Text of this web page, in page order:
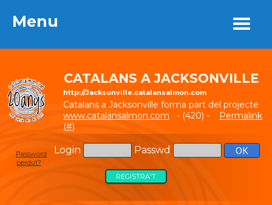
Menu
CATALANS A JACKSONVILLE
http://Jacksonville.catalansalmon.com
Catalans a Jacksonville forma part del projecte
www.catalansalmon.com - (420) - Permalink
(#)
Login Passwd
Password
perdut?
REGISTRA'T
Menu